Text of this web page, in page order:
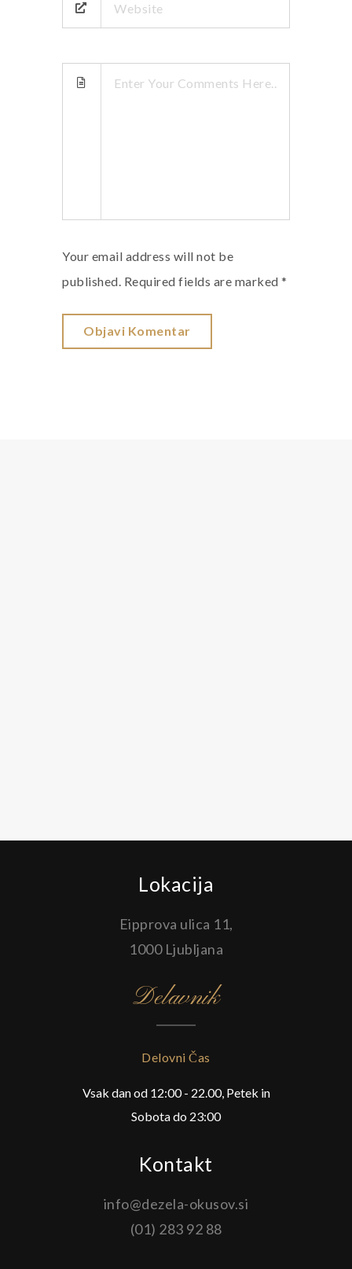
Your email address will not be
published. Required fields are marked *
Lokacija
Eipprova ulica 11,
1000 Ljubljana
Delavnik
Delovni Čas
Vsak dan od 12:00 - 22.00, Petek in
Sobota do 23:00
Kontakt
info@dezela-okusov.si
(01) 283 92 88